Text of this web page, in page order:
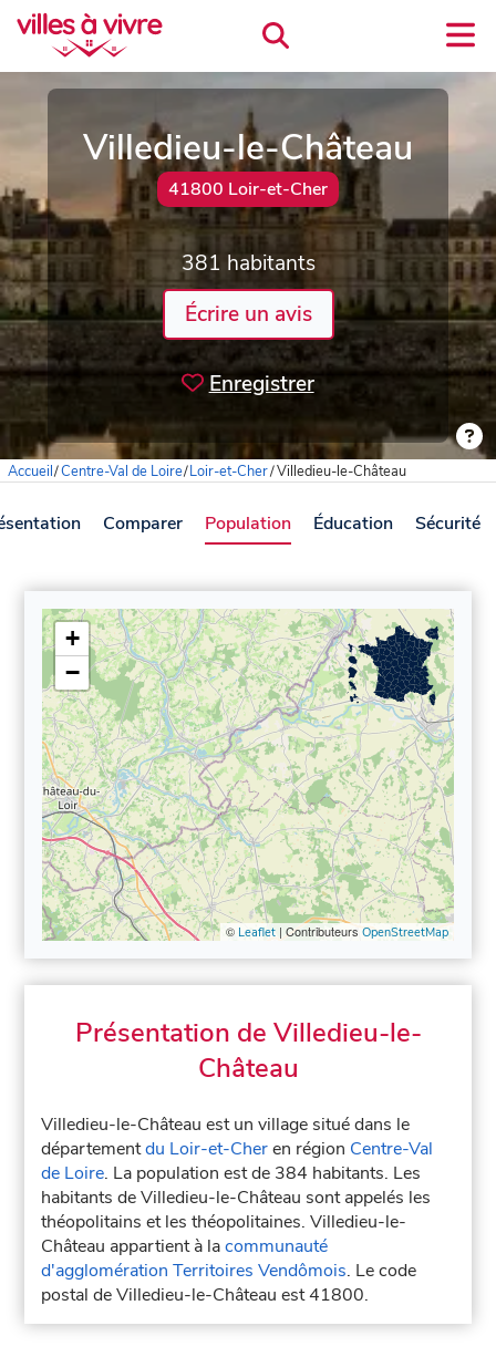
Villedieu-le-Château
41800 Loir-et-Cher
381 habitants
Écrire un avis
Enregistrer
Accueil/Centre-Val de Loire/Loir-et-Cher/Villedieu-le-Château
Comparer Population Éducation Sécurité
+
−
© Leaflet| Contributeurs OpenStreetMap
Présentation de Villedieu-le-
Château
Villedieu-le-Château est un village situé dans le
départementdu Loir-et-Cheren région Centre-Val
de Loire. La population est de 384 habitants. Les
habitants de Villedieu-le-Château sont appelés les
théopolitains et les théopolitaines. Villedieu-le-
Château appartient à lacommunauté
d'agglomération Territoires Vendômois. Le code
postal de Villedieu-le-Château est 41800.